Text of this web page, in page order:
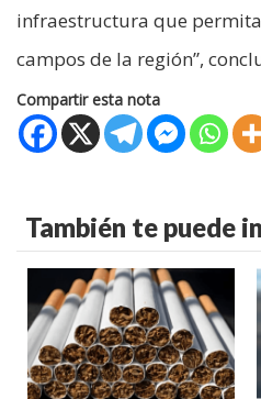
infraestructura que
campos de la región”,
Compartir esta nota
También te puede